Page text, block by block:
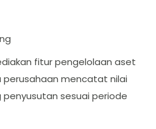
fitur pengelolaan aset
mencatat nilai
sesuai periode